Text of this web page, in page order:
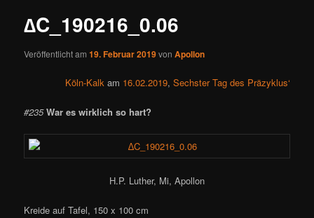
∆C_190216_0.06
Veröffentlicht am19. Februar 2019vonApollon
Köln-Kalkam 16.02.2019, Sechster Tag des Präzyklus‘
#235 War es wirklich so hart?
H.P. Luther, Mi, Apollon
Kreide auf Tafel, 150 x 100 cm